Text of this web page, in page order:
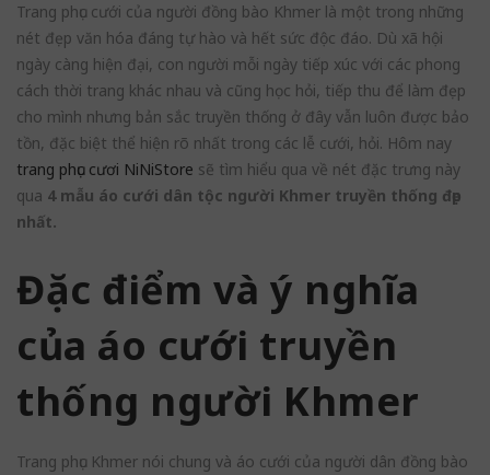
Trang phục cưới của người đồng bào Khmer là một trong những
nét đẹp văn hóa đáng tự hào và hết sức độc đáo. Dù xã hội
ngày càng hiện đại, con người mỗi ngày tiếp xúc với các phong
cách thời trang khác nhau và cũng học hỏi, tiếp thu để làm đẹp
cho mình nhưng bản sắc truyền thống ở đây vẫn luôn được bảo
tồn, đặc biệt thể hiện rõ nhất trong các lễ cưới, hỏi. Hôm nay
trang phục cươi NiNiStore sẽ tìm hiểu qua về nét đặc trưng này
qua 4 mẫu áo cưới dân tộc người Khmer truyền thống đẹp
nhất.
Đặc điểm và ý nghĩa
của áo cưới truyền
thống người Khmer
Trang phục Khmer nói chung và áo cưới của người dân đồng bào